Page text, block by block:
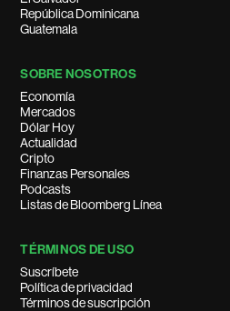
República Dominicana
Guatemala
SOBRE NOSOTROS
Economía
Mercados
Dólar Hoy
Actualidad
Cripto
Finanzas Personales
Podcasts
Listas de Bloomberg Línea
TÉRMINOS DE USO
Suscríbete
Política de privacidad
Términos de suscripción